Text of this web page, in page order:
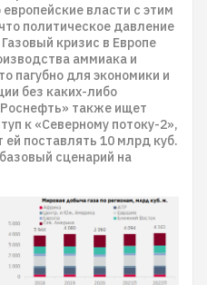
власти с этим
политическое давление
кризис в Европе
аммиака и
пагубно для экономики и
без каких-либо
также ищет
к «Северному потоку-2»,
ей поставлять 10 млрд куб.
сценарий на